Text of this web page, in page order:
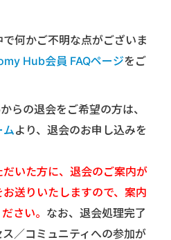
何かご不明な点がございま
Hub会員 FAQページをご
の退会をご希望の方は、
ムより、退会のお申し込みを
いた方に、退会のご案内が
送りいたしますので、案内
さい。 なお、退会処理完了
／コミュニティへの参加が